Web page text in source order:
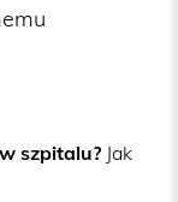
szpitalu?Jak